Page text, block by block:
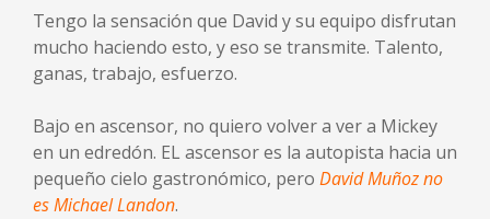
Tengo la sensación que David y su equipo disfrutan
mucho haciendo esto, y eso se transmite. Talento,
ganas, trabajo, esfuerzo.
Bajo en ascensor, no quiero volver a ver a Mickey
en un edredón. EL ascensor es la autopista hacia un
pequeño cielo gastronómico, pero David Muñoz no
es Michael Landon.